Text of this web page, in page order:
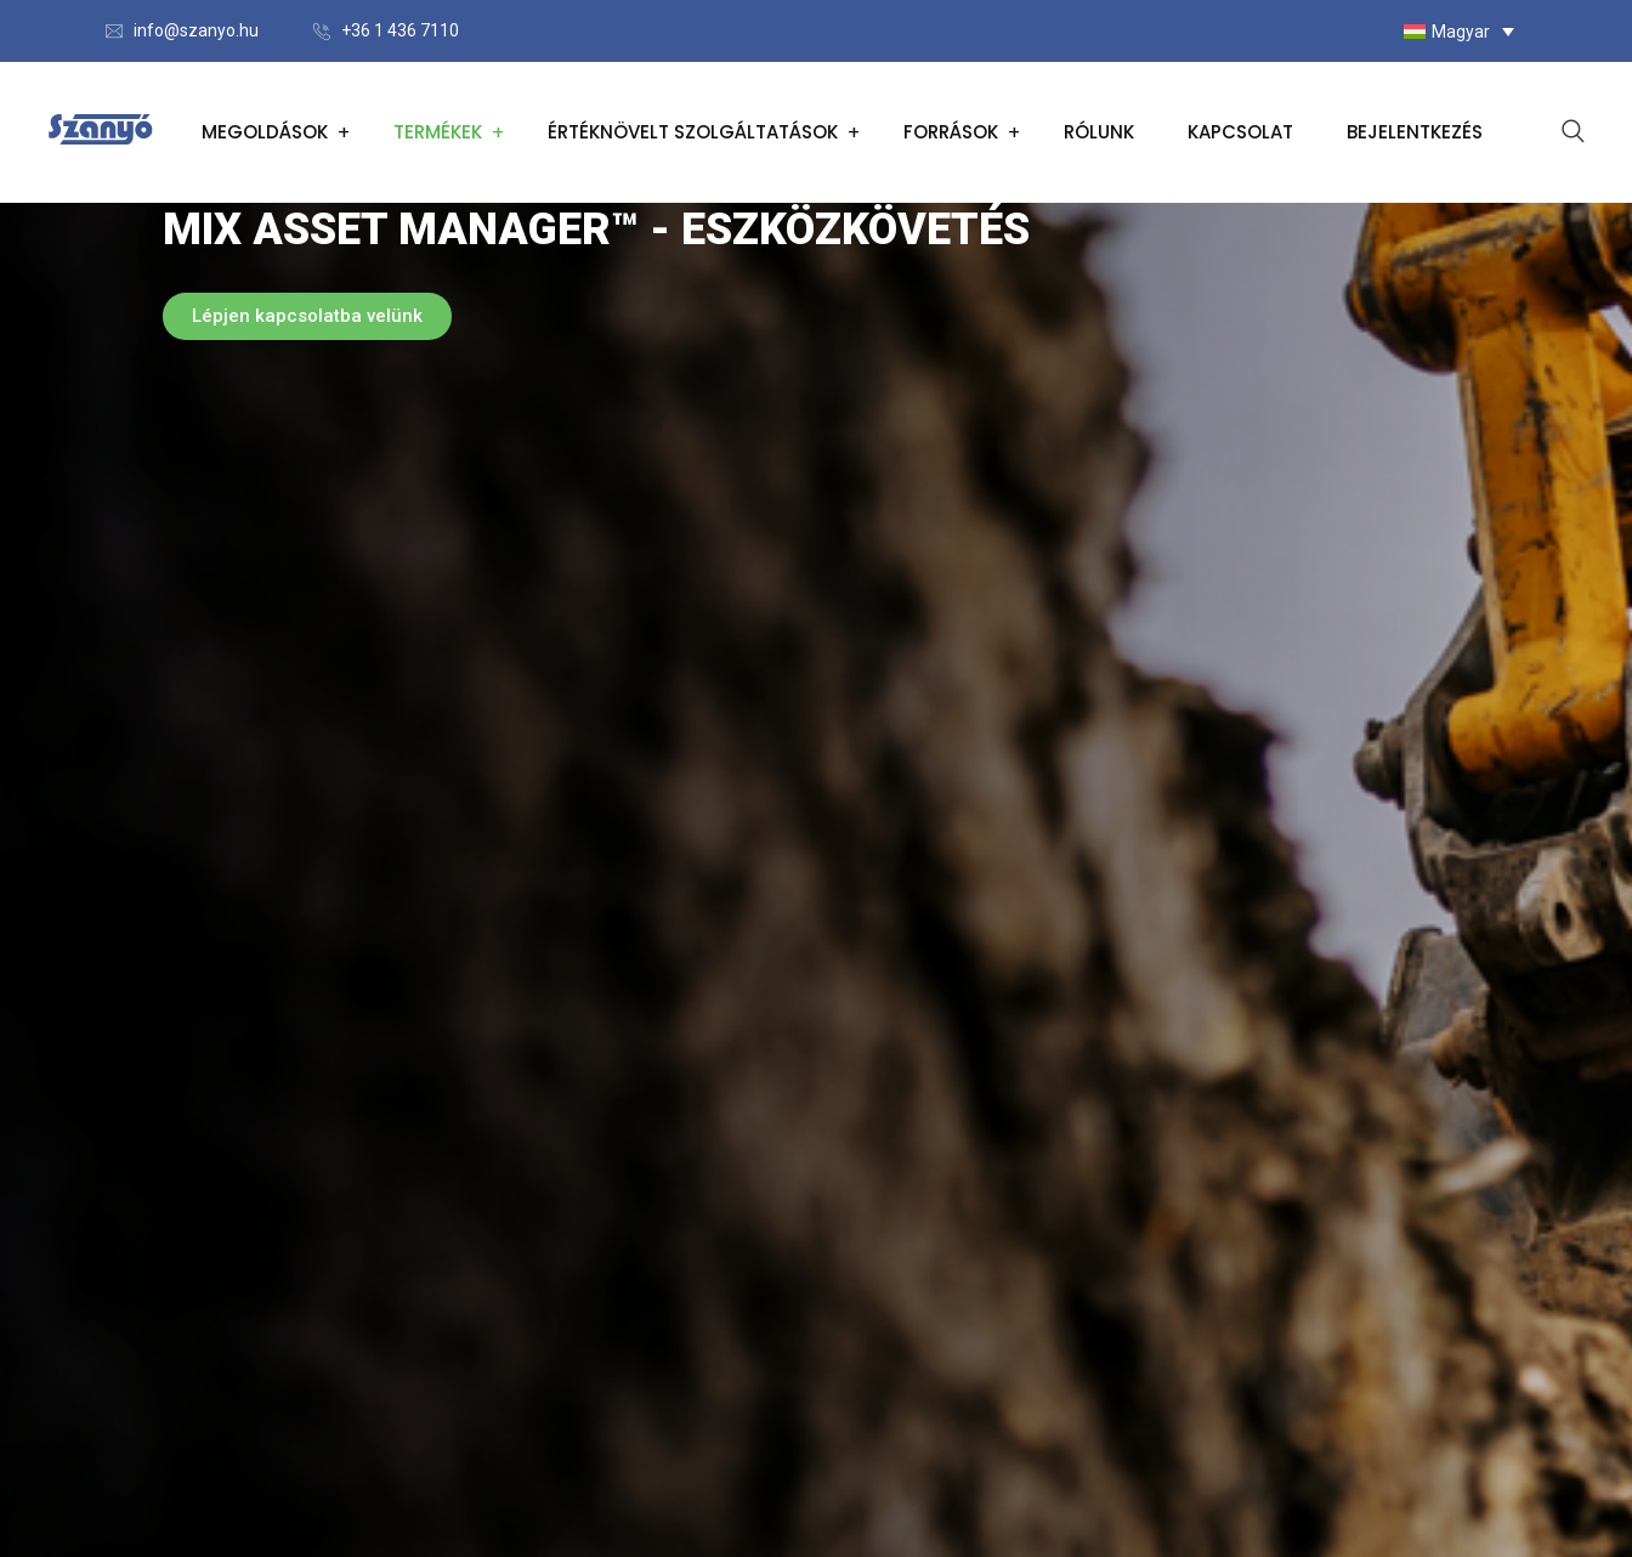
info@szanyo.hu +36 1 436 7110 Magyar
MEGOLDÁSOK TERMÉKEK ÉRTÉKNÖVELT SZOLGÁLTATÁSOK FORRÁSOK RÓLUNK KAPCSOLAT BEJELENTKEZÉS
MIX ASSET MANAGER™ - ESZKÖZKÖVETÉS
Lépjen kapcsolatba velünk